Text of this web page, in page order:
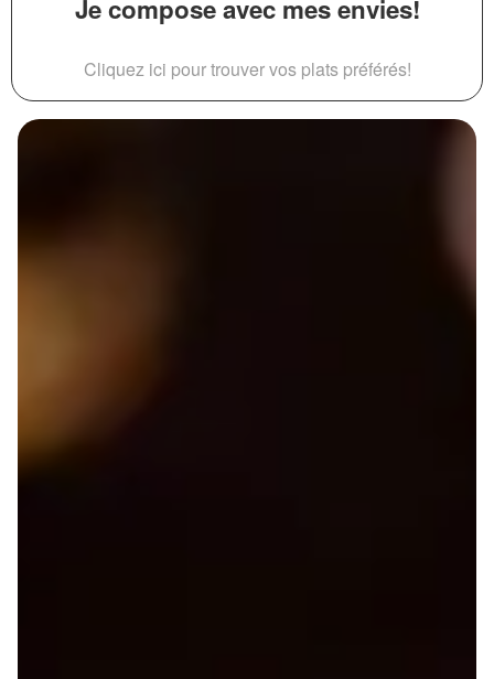
Je compose avec mes envies!
Cliquez ici pour trouver vos plats préférés!